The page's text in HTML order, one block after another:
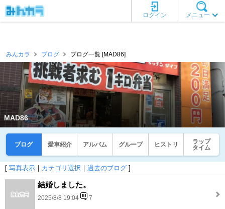
メニュー
ログイン
みんカラ ブログ ブログ一覧 [MAD86]
MAD86
ブログ 愛車紹介 アルバム グループ ヒストリ
ラップ
タイム
[ 写真表示 ｜ カテゴリ選択 ｜ 過去のブログ ]
結婚しました。
2025/8/8 19:04 7